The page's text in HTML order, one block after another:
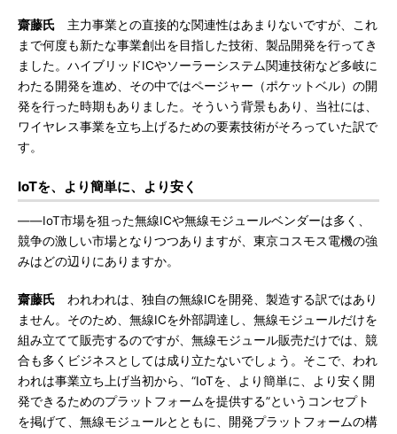
齋藤氏 主力事業との直接的な関連性はあまりないですが、これ
まで何度も新たな事業創出を目指した技術、製品開発を行ってき
ました。ハイブリッドICやソーラーシステム関連技術など多岐に
わたる開発を進め、その中ではページャー（ポケットベル）の開
発を行った時期もありました。そういう背景もあり、当社には、
ワイヤレス事業を立ち上げるための要素技術がそろっていた訳で
す。
IoTを、より簡単に、より安く
――IoT市場を狙った無線ICや無線モジュールベンダーは多く、
競争の激しい市場となりつつありますが、東京コスモス電機の強
みはどの辺りにありますか。
齋藤氏 われわれは、独自の無線ICを開発、製造する訳ではあり
ません。そのため、無線ICを外部調達し、無線モジュールだけを
組み立てて販売するのですが、無線モジュール販売だけでは、競
合も多くビジネスとしては成り立たないでしょう。そこで、われ
われは事業立ち上げ当初から、“IoTを、より簡単に、より安く開
発できるためのプラットフォームを提供する”というコンセプト
を掲げて、無線モジュールとともに、開発プラットフォームの構